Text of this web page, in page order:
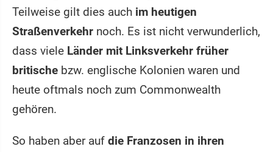
Teilweise gilt dies auch im heutigen
Straßenverkehr noch. Es ist nicht verwunderlich,
dass viele Länder mit Linksverkehr früher
britische bzw. englische Kolonien waren und
heute oftmals noch zum Commonwealth
gehören.
So haben aber auf die Franzosen in ihren